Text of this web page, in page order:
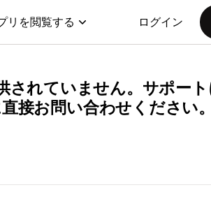
リを閲覧する ログイン
されていません。サポート
接お問い合わせください。